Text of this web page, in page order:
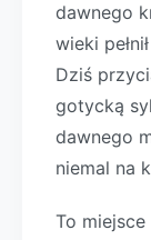
dawnego
wieki
Dziś
gotycką
dawnego
niemal na
To